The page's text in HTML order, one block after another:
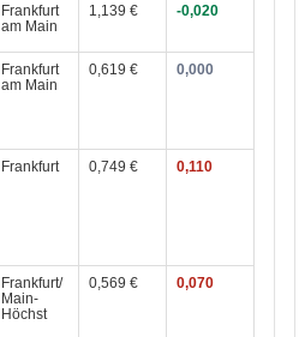
Frankfurt
am Main
1,139 € -0,020
Frankfurt
am Main
0,619 € 0,000
Frankfurt 0,749 € 0,110
Frankfurt/
Main-
Höchst
0,569 € 0,070